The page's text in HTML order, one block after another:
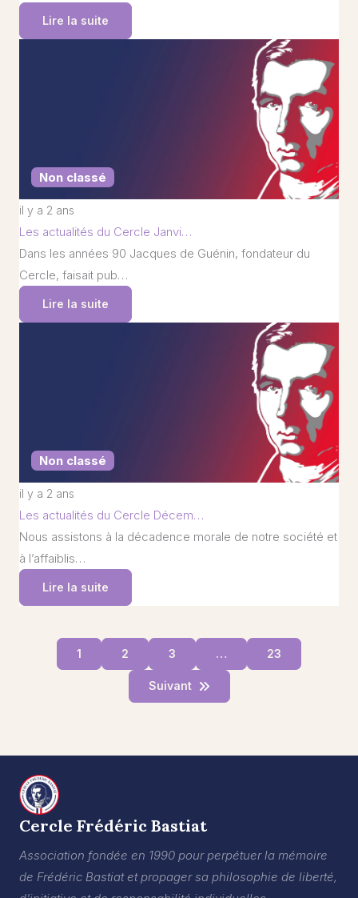
Lire la suite
Non classé
il y a 2 ans
Les actualités du Cercle Janvi…
Dans les années 90 Jacques de Guénin, fondateur du
Cercle, faisait pub…
Lire la suite
Non classé
il y a 2 ans
Les actualités du Cercle Décem…
Nous assistons à la décadence morale de notre société et
à l’affaiblis…
Lire la suite
1 2 3 … 23
Suivant
Cercle Frédéric Bastiat
Association fondée en 1990 pour perpétuer la mémoire
de Frédéric Bastiat et propager sa philosophie de liberté,